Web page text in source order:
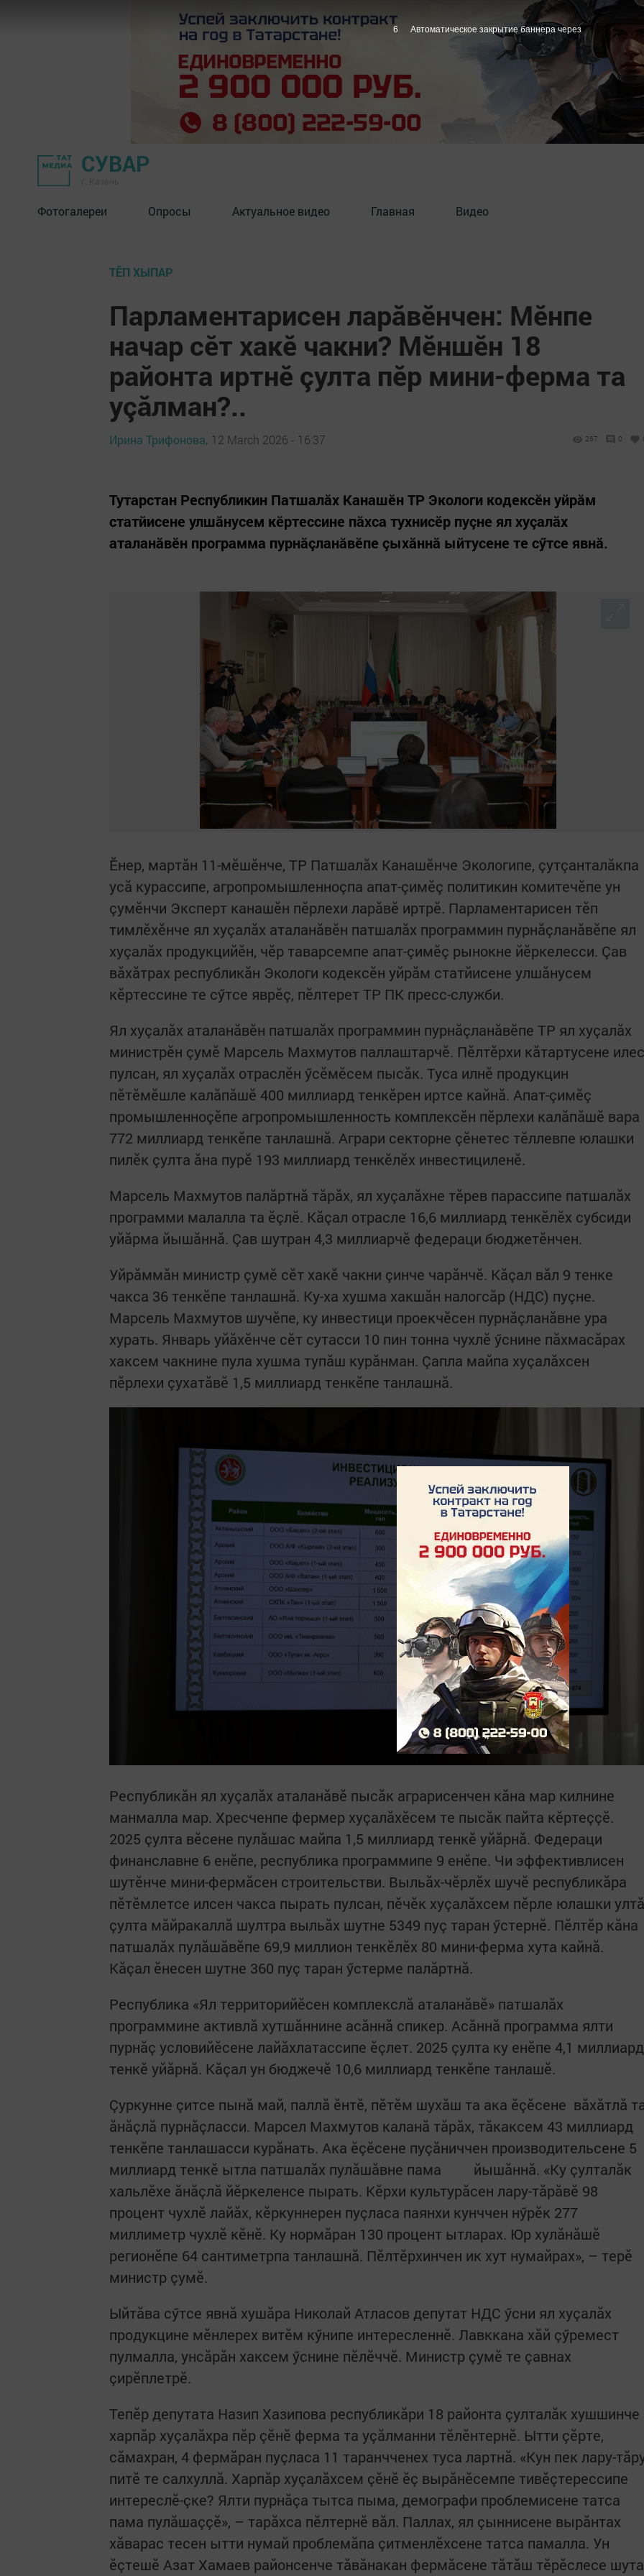
СУВАР
Фотогалереи Опросы Актуальное видео Главная Видео
ТӖП ХЫПАР
Парламентарисен ларăвӗнчен: Мӗнпе
начар сӗт хакӗ чакни? Мӗншӗн 18
районта иртнӗ çулта пӗр мини-ферма та
уçăлман?..
Ирина Трифонова, 12 March 2026 - 16:37 267 0
Тутарстан Республикин Патшалăх Канашӗн ТР Экологи кодексӗн уйрăм
статйисене улшăнусем кӗртессине пăхса тухнисӗр пуçне ял хуçалăх
аталанăвӗн программа пурнăçланăвӗпе çыхăннă ыйтусене те сӳтсе явнă.
Ӗнер, мартăн 11-мӗшӗнче, ТР Патшалăх Канашӗнче Экологипе, çутçанталăкпа
усă курассипе, агропромышленноçпа апат-çимӗç политикин комитечӗпе ун
çумӗнчи Эксперт канашӗн пӗрлехи ларăвӗ иртрӗ. Парламентарисен тӗп
тимлӗхӗнче ял хуçалăх аталанăвӗн патшалăх программин пурнăçланăвӗпе ял
хуçалăх продукцийӗн, чӗр таварсемпе апат-çимӗç рынокне йӗркелесси. Çав
вăхăтрах республикăн Экологи кодексӗн уйрăм статйисене улшăнусем
кӗртессине те сӳтсе яврӗç, пӗлтерет ТР ПК пресс-служби.
Ял хуçалăх аталанăвӗн патшалăх программин пурнăçланăвӗпе ТР ял хуçалăх
министрӗн çумӗ Марсель Махмутов паллаштарчӗ. Пӗлтӗрхи кăтартусене илес
пулсан, ял хуçалăх отраслӗн ӳсӗмӗсем пысăк. Туса илнӗ продукцин
пӗтӗмӗшле калăпăшӗ 400 миллиард тенкӗрен иртсе кайнă. Апат-çимӗç
промышленноçӗпе агропромышленность комплексӗн пӗрлехи калăпăшӗ вара
772 миллиард тенкӗпе танлашнă. Аграри секторне çӗнетес тӗллевпе юлашки
пилӗк çулта ăна пурӗ 193 миллиард тенкӗлӗх инвестициленӗ.
Марсель Махмутов палăртнă тăрăх, ял хуçалăхне тӗрев парассипе патшалăх
программи малалла та ӗçлӗ. Кăçал отрасле 16,6 миллиард тенкӗлӗх субсиди
уйăрма йышăннă. Çав шутран 4,3 миллиарчӗ федераци бюджетӗнчен.
Уйрăммăн министр çумӗ сӗт хакӗ чакни çинче чарăнчӗ. Кăçал вăл 9 тенке
чакса 36 тенкӗпе танлашнă. Ку-ха хушма хакшăн налогсăр (НДС) пуçне.
Марсель Махмутов шучӗпе, ку инвестици проекчӗсен пурнăçланăвне ура
хурать. Январь уйăхӗнче сӗт сутасси 10 пин тонна чухлӗ ӳснине пăхмасăрах
хаксем чакнине пула хушма тупăш курăнман. Çапла майпа хуçалăхсен
пӗрлехи çухатăвӗ 1,5 миллиард тенкӗпе танлашнă.
Республикăн ял хуçалăх аталанăвӗ пысăк аграрисенчен кăна мар килнине
манмалла мар. Хресченпе фермер хуçалăхӗсем те пысăк пайта кӗртеççӗ.
2025 çулта вӗсене пулăшас майпа 1,5 миллиард тенкӗ уйăрнă. Федераци
финанславне 6 енӗпе, республика программипе 9 енӗпе. Чи эффективлисен
шутӗнче мини-фермăсен строительстви. Выльăх-чӗрлӗх шучӗ республикăра
пӗтӗмлетсе илсен чакса пырать пулсан, пӗчӗк хуçалăхсем пӗрле юлашки ултă
çулта мăйракаллă шултра выльăх шутне 5349 пуç таран ӳстернӗ. Пӗлтӗр кăна
патшалăх пулăшăвӗпе 69,9 миллион тенкӗлӗх 80 мини-ферма хута кайнă.
Кăçал ӗнесен шутне 360 пуç таран ӳстерме палăртнă.
Республика «Ял территорийӗсен комплекслă аталанăвӗ» патшалăх
программине активлă хутшăннине асăннă спикер. Асăннă программа ялти
пурнăç условийӗсене лайăхлатассипе ӗçлет. 2025 çулта ку енӗпе 4,1 миллиард
тенкӗ уйăрнă. Кăçал ун бюджечӗ 10,6 миллиард тенкӗпе танлашӗ.
Çуркунне çитсе пынă май, паллă ӗнтӗ, пӗтӗм шухăш та ака ӗçӗсене вăхăтлă
ăнăçлă пурнăçласси. Марсел Махмутов каланă тăрăх, тăкаксем 43 миллиард
тенкӗпе танлашасси курăнать. Ака ӗçӗсене пуçăниччен производительсене 5
миллиард тенкӗ ытла патшалăх пулăшăвне пама йышăннă. «К‎у çулталăк
хальлӗхе ăнăçлă йӗркеленсе пырать. Кӗрхи культурăсен лару-тăрăвӗ 98
процент чухлӗ лайăх, кӗркуннерен пуçласа паянхи кунччен нӳрӗк 277
миллиметр чухлӗ кӗнӗ. Ку нормăран 130 процент ытларах. Юр хулăнăшӗ
регионӗпе 64 сантиметрпа танлашнă. Пӗлтӗрхинчен ик хут нумайрах», – терӗ
министр çумӗ.
Ыйтăва сӳтсе явнă хушăра Николай Атласов депутат НДС ӳсни ял хуçалăх
продукцине мӗнлерех витӗм кӳнипе интересленнӗ. Лавккана хăй çӳремест
пулмалла, унсăрăн хаксем ӳснине пӗлӗччӗ. Министр çумӗ те çавнах
çирӗплетрӗ.
Тепӗр депутата Назип Хазипова республикăри 18 районта çулталăк хушшинче
харпăр хуçалăхра пӗр çӗнӗ ферма та уçăлманни тӗлӗнтернӗ. Ытти çӗрте,
сăмахран, 4 фермăран пуçласа 11 таранчченех туса лартнă. «Кун пек лару-
питӗ те салхуллă. Харпăр хуçалăхсем çӗнӗ ӗç вырăнӗсемпе тивӗçтерессипе
интереслӗ-çке? Ялти пурнăçа тытса пыма, демографи проблемисене татса
пама пулăшаççӗ», – тарăхса пӗлтернӗ вăл. Паллах, ял çыннисене вырăнтах
хăварас тесен ытти нумай проблемăпа çитменлӗхсене татса памалла. Ун
ӗçтешӗ Азат Хамаев районсенче тăвăнакан фермăсене тăтăш тӗрӗслесе шута
5 Автоматическое закрытие баннера через